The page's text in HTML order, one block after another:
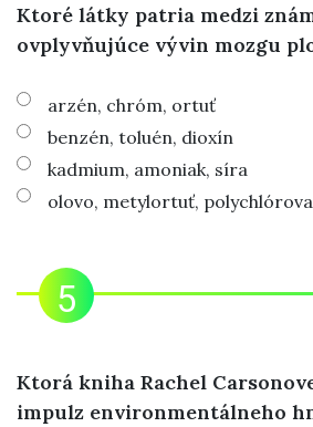
Ktoré látky patria medzi
ovplyvňujúce vývin mozgu
arzén, chróm, ortuť
benzén, toluén, dioxín
kadmium, amoniak, síra
olovo, metylortuť,
Ktorá kniha Rachel
impulz environmentálneho